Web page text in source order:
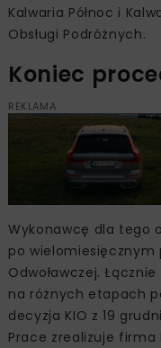
Kalwaria Północ i
Obsługi Podróżnych.
Koniec
REKLAMA
Wykonawcę dla tego
po wielomiesięcznym
Odwoławczej. Łącznie
na różnych etapach
decyzja KIO z 19
Prace zrealizuje firma